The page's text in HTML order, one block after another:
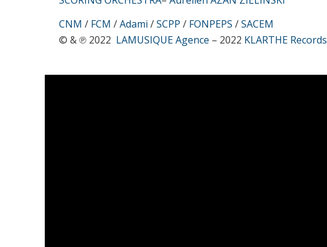
CNM / FCM /Adami /SCPP / FONPEPS /SACEM
© & ℗ 2022 LAMUSIQUE Agence – 2022 KLARTHE Records